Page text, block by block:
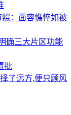
照：面容憔悴如被
确三大片区功能
批
了远方,便只顾风